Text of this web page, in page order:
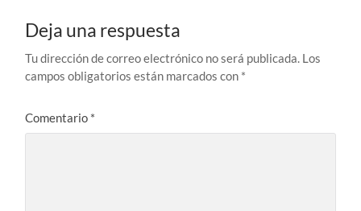
Deja una respuesta
Tu dirección de correo electrónico no será publicada. Los
campos obligatorios están marcados con *
Comentario *